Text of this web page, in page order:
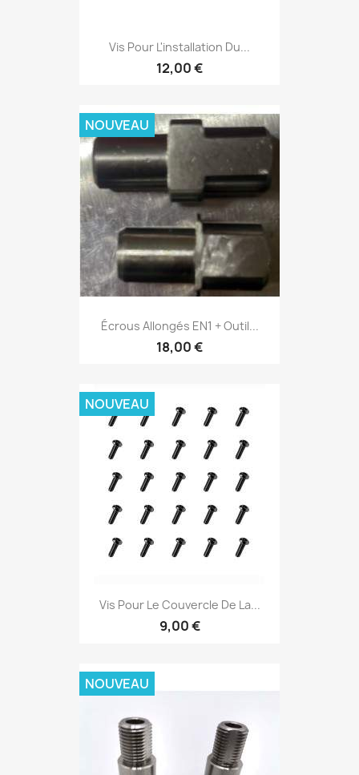
Vis Pour L'installation Du...
12,00 €
Écrous Allongés EN1 + Outil...
18,00 €
NOUVEAU
Vis Pour Le Couvercle De La...
9,00 €
NOUVEAU
NOUVEAU